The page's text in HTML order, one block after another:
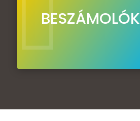
BESZÁMOLÓK